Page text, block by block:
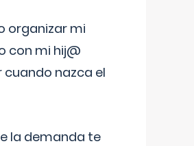
organizar mi
con mi hij@
cuando nazca el
la demanda te